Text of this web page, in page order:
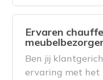
Ervaren
Ben jij
ervaring met het